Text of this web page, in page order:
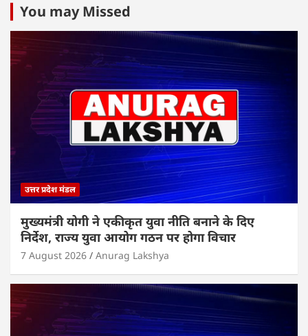
s
A
p
p
e
b
o
o
er e
dI
n
You may Missed
उत्तर प्रदेश मंडल
मुख्यमंत्री योगी ने एकीकृत युवा नीति बनाने के दिए
निर्देश, राज्य युवा आयोग गठन पर होगा विचार
7 August 2026 Anurag Lakshya